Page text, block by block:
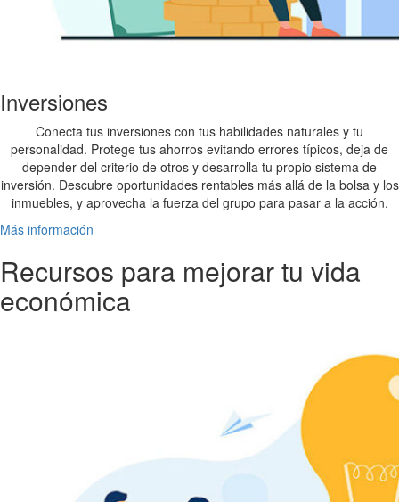
Inversiones
Conecta tus inversiones con tus habilidades naturales y tu
personalidad. Protege tus ahorros evitando errores típicos, deja de
depender del criterio de otros y desarrolla tu propio sistema de
inversión. Descubre oportunidades rentables más allá de la bolsa y los
inmuebles, y aprovecha la fuerza del grupo para pasar a la acción.
Más información
Recursos para mejorar tu vida
económica